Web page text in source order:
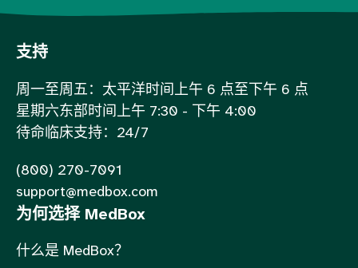
支持
周一至周五：太平洋时间上午 6 点至下午 6 点
星期六东部时间上午 7:30 - 下午 4:00
待命临床支持：24/7
(800) 270-7091
support@medbox.com
为何选择 MedBox
什么是 MedBox？